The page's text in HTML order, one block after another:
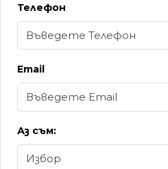
Телефон
Email
Аз съм:
Избор